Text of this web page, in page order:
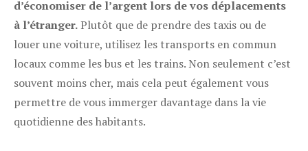
d’économiser de l’argent lors de vos déplacements
à l’étranger.Plutôt que de prendre des taxis ou de
louer une voiture, utilisez les transports en commun
locaux comme les bus et les trains. Non seulement c’est
souvent moins cher, mais cela peut également vous
permettre de vous immerger davantage dans la vie
quotidienne des habitants.